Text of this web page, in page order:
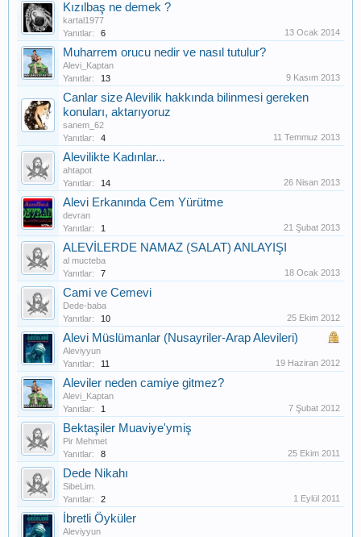
Kızılbaş ne demek ?
kartal1977
Yanıtlar:
6 13 Ocak 2014
Muharrem orucu nedir ve nasıl tutulur?
Alevi_Kaptan
Yanıtlar:
13 9 Kasım 2013
Canlar size Alevilik hakkında bilinmesi gereken
konuları, aktarıyoruz
sanem_62
Yanıtlar:
4 11 Temmuz 2013
Alevilikte Kadınlar...
ahtapot
Yanıtlar:
14 26 Nisan 2013
Alevi Erkanında Cem Yürütme
devran
Yanıtlar:
1 21 Şubat 2013
ALEVİLERDE NAMAZ (SALAT) ANLAYIŞI
al mucteba
Yanıtlar:
7 18 Ocak 2013
Cami ve Cemevi
Dede-baba
Yanıtlar:
10 25 Ekim 2012
Alevi Müslümanlar (Nusayriler-Arap Alevileri)
Aleviyyun
Yanıtlar:
11 19 Haziran 2012
Aleviler neden camiye gitmez?
Alevi_Kaptan
Yanıtlar:
1 7 Şubat 2012
Bektaşiler Muaviye'ymiş
Pir Mehmet
Yanıtlar:
8 25 Ekim 2011
Dede Nikahı
SibeLim.
Yanıtlar:
2 1 Eylül 2011
İbretli Öyküler
Aleviyyun